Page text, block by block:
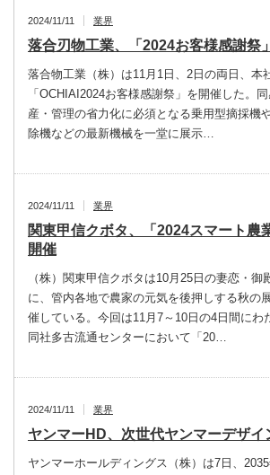
2024/11/11 業界
落合刃物工業、「2024お客様感謝祭
落合物工業（株）は11月1日、2日の両日、本
「OCHIAI2024お客様感謝祭」を開催した。
産・管理の省力化に必須となる乗用型摘採機
除機などの最新機械を一堂に展示…
2024/11/11 業界
関東甲信クボタ、「2024スマート農
開催
（株）関東甲信クボタは10月25日の妻恋・御
に、管内各地で農家の元気を後押しする秋の
催している。今回は11月7～10日の4日間にわ
同社多古流通センターにおいて「20…
2024/11/11 業界
ヤンマーHD、次世代ヤンマーデザイ
ヤンマーホールディングス（株）は7日、